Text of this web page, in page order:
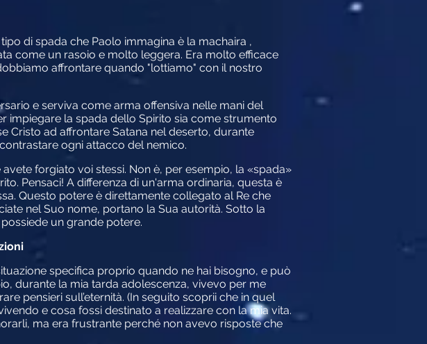
di spada che Paolo immagina è la machaira ,
come un rasoio e molto leggera. Era molto efficace
affrontare quando "lottiamo" con il nostro
e serviva come arma offensiva nelle mani del
impiegare la spada dello Spirito sia come strumento
Cristo ad affrontare Satana nel deserto, durante
ogni attacco del nemico.
forgiato voi stessi. Non è, per esempio, la «spada»
Pensaci! A differenza di un'arma ordinaria, questa è
Questo potere è direttamente collegato al Re che
nel Suo nome, portano la Sua autorità. Sotto la
un grande potere.
specifica proprio quando ne hai bisogno, e può
durante la mia tarda adolescenza, vivevo per me
pensieri sull’eternità. (In seguito scoprii che in quel
e cosa fossi destinato a realizzare con la mia vita.
ma era frustrante perché non avevo risposte che